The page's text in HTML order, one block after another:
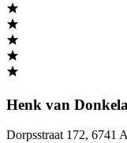
Henk van
Dorpsstraat 172, 6741